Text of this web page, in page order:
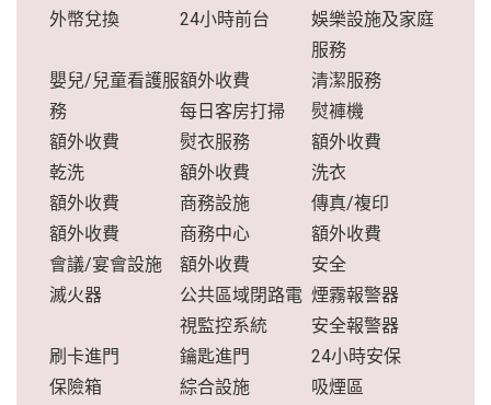
外幣兌換
24小時前台
娛樂設施及家庭
服務
嬰兒/兒童看護服
務
額外收費
清潔服務
每日客房打掃
熨褲機
額外收費
熨衣服務
額外收費
乾洗
額外收費
洗衣
額外收費
商務設施
傳真/複印
額外收費
商務中心
額外收費
會議/宴會設施
額外收費
安全
滅火器
公共區域閉路電
視監控系統
煙霧報警器
安全報警器
刷卡進門
鑰匙進門
24小時安保
保險箱
綜合設施
吸煙區